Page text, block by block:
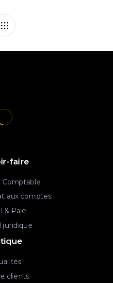
faire
Comptable
aux comptes
& Paie
juridique
clients